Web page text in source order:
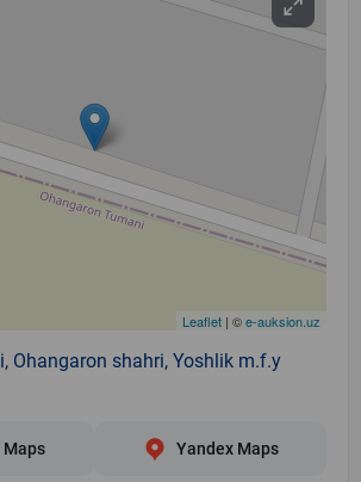
Leaflet | ©e-auksion.uz
Ohangaron shahri, Yoshlik m.f.y
Maps Yandex Maps